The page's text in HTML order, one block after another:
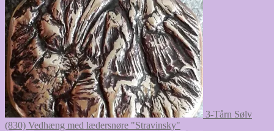
3-Tårn Sølv
(830) Vedhæng med lædersnøre "Stravinsky"